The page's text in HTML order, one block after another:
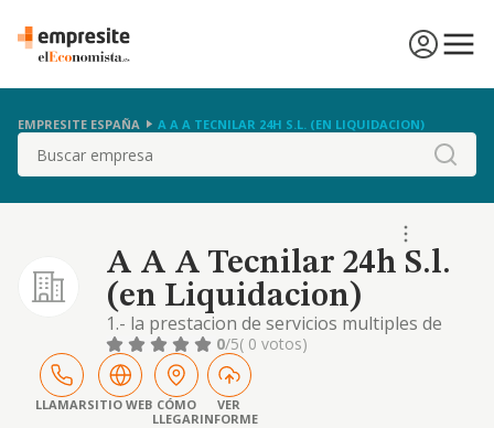
EMPRESITE ESPAÑA A A A TECNILAR 24H S.L. (EN LIQUIDACION)
Buscar
A A A Tecnilar 24h S.l.
(en Liquidacion)
1.- la prestacion de servicios multiples de
reparaciones e instalaciones en general de
albanileria, fontaneria, carpinteria,
cerrajeria, pintura y electricidad. 2.- servicios
de saneamiento y limpieza de edificios, ofici
0/5( 0 votos)
LLAMARSITIO WEB CÓMO
LLEGAR
VER
INFORME